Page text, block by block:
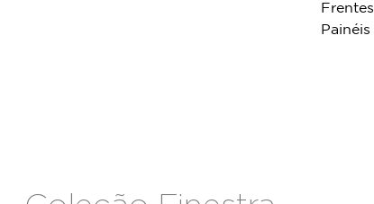
Frentes
Painéis